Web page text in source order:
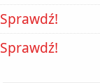
Sprawdź!
Sprawdź!